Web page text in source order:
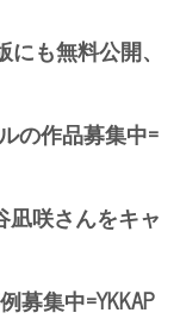
も無料公開、
の作品募集中=
凪咲さんをキャ
募集中=YKKAP